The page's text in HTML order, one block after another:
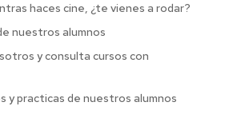
haces cine, ¿te vienes a rodar?
nuestros alumnos
y consulta cursos con
y practicas de nuestros alumnos